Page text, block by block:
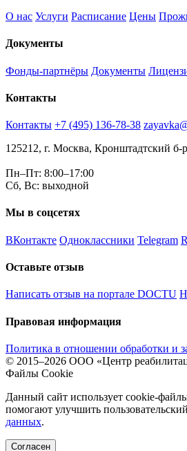
О нас Услуги Расписание Цены
Документы
Фонды-партнёры Документы
Контакты
Контакты +7 (495) 136-78-38
125212, г. Москва, Кронштадтский б-
Пн–Пт: 8:00–17:00
Сб, Вс: выходной
Мы в соцсетях
ВКонтакте Одноклассники Telegram
Оставьте отзыв
Написать отзыв на портале DOCTU
Правовая информация
Политика в отношении обработки и
© 2015–2026 ООО «Центр
Файлы Cookie
Данный сайт использует cookie-
помогают улучшить
данных.
Согласен